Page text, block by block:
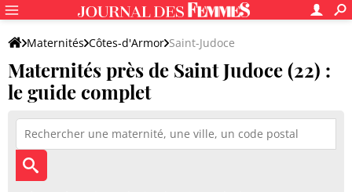
Maternités Côtes-d'Armor Saint-Judoce
Maternités près de Saint Judoce (22) :
le guide complet